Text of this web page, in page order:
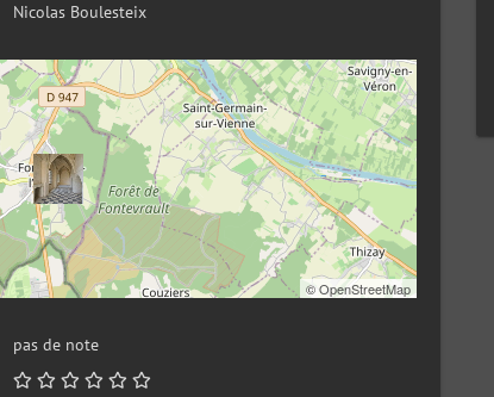
Nicolas Boulesteix
©OpenStreetMap
pas de note